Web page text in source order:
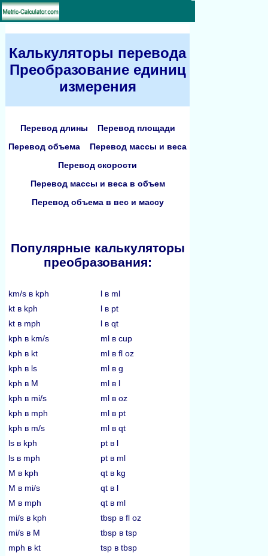
Калькуляторы перевода
Преобразование единиц
измерения
Перевод длины
Перевод площади
Перевод объема
Перевод массы и веса
Перевод скорости
Перевод массы и веса в объем
Перевод объема в вес и массу
Популярные калькуляторы
преобразования:
km/s в kph
kt в kph
kt в mph
kph в km/s
kph в kt
kph в ls
kph в M
kph в mi/s
kph в mph
kph в m/s
ls в kph
ls в mph
M в kph
M в mi/s
M в mph
mi/s в kph
mi/s в M
mph в kt
l в ml
l в pt
l в qt
ml в cup
ml в fl oz
ml в g
ml в l
ml в oz
ml в pt
ml в qt
pt в l
pt в ml
qt в kg
qt в l
qt в ml
tbsp в fl oz
tbsp в tsp
tsp в tbsp